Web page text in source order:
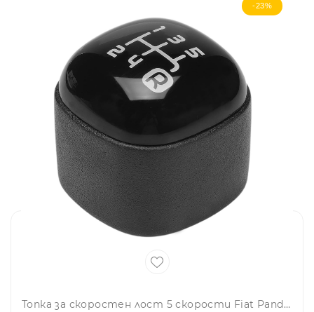
-23%
Топка за скоростен лост 5 скорости Fiat Panda (2012–2023) – OEM 502942700